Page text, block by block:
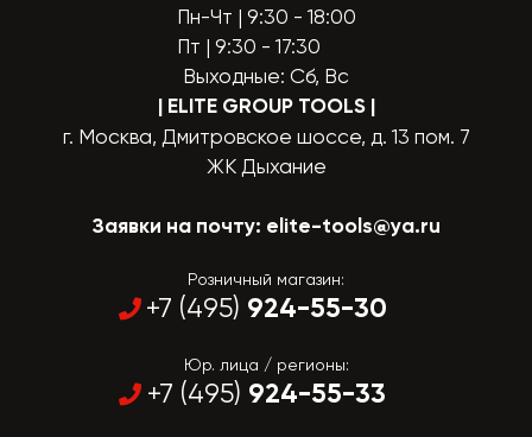
Пн-Чт | 9:30 - 18:00
Пт | 9:30 - 17:30
Выходные: Сб, Вс
| ELITE GROUP TOOLS |
г. Москва, Дмитровское шоссе, д. 13 пом. 7
ЖК Дыхание
Заявки на почту: elite-tools@ya.ru
Розничный магазин:
+7 (495) 924-55-30
Юр. лица / регионы:
+7 (495) 924-55-33